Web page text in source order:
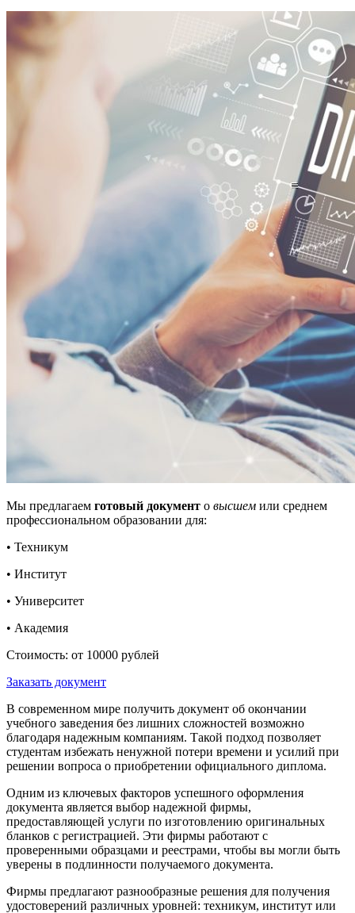
Мы предлагаем готовый документ о высшем или среднем
профессиональном образовании для:
• Техникум
• Институт
• Университет
• Академия
Стоимость: от 10000 рублей
Заказать документ
В современном мире получить документ об окончании
учебного заведения без лишних сложностей возможно
благодаря надежным компаниям. Такой подход позволяет
студентам избежать ненужной потери времени и усилий при
решении вопроса о приобретении официального диплома.
Одним из ключевых факторов успешного оформления
документа является выбор надежной фирмы,
предоставляющей услуги по изготовлению оригинальных
бланков с регистрацией. Эти фирмы работают с
проверенными образцами и реестрами, чтобы вы могли быть
уверены в подлинности получаемого документа.
Фирмы предлагают разнообразные решения для получения
удостоверений различных уровней: техникум, институт или